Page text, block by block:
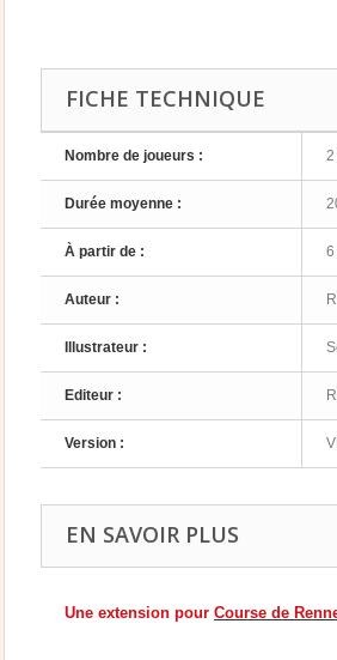
FICHE TECHNIQUE
Nombre de joueurs : 2
Durée moyenne :
À partir de : 6
Auteur :
Illustrateur :
Editeur :
Version :
EN SAVOIR PLUS
Une extension pourCourse de